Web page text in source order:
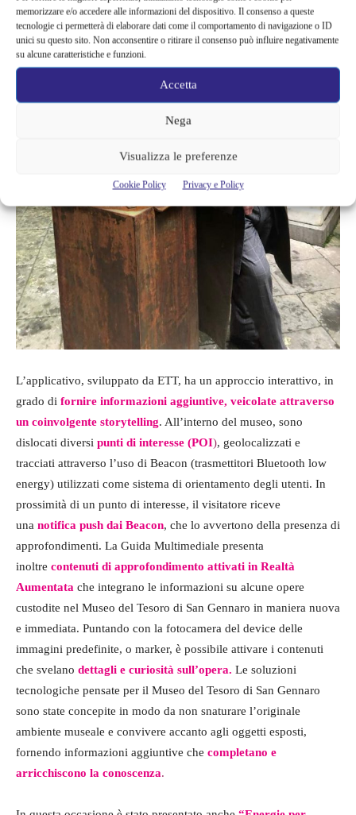
memorizzare e/o accedere alle informazioni del dispositivo. Il consenso a queste
tecnologie ci permetterà di elaborare dati come il comportamento di navigazione o ID
unici su questo sito. Non acconsentire o ritirare il consenso può influire negativamente
su alcune caratteristiche e funzioni.
Accetta
Nega
Visualizza le preferenze
Cookie Policy Privacy e Policy
L’applicativo, sviluppato da ETT, ha un approccio interattivo, in
grado di fornire informazioni aggiuntive, veicolate attraverso
un coinvolgente storytelling. All’interno del museo, sono
dislocati diversi punti di interesse (POI), geolocalizzati e
tracciati attraverso l’uso di Beacon (trasmettitori Bluetooth low
energy) utilizzati come sistema di orientamento degli utenti. In
prossimità di un punto di interesse, il visitatore riceve
una notifica push dai Beacon, che lo avvertono della presenza di
approfondimenti. La Guida Multimediale presenta
inoltre contenuti di approfondimento attivati in Realtà
Aumentata che integrano le informazioni su alcune opere
custodite nel Museo del Tesoro di San Gennaro in maniera nuova
e immediata. Puntando con la fotocamera del device delle
immagini predefinite, o marker, è possibile attivare i contenuti
che svelano dettagli e curiosità sull’opera. Le soluzioni
tecnologiche pensate per il Museo del Tesoro di San Gennaro
sono state concepite in modo da non snaturare l’originale
ambiente museale e convivere accanto agli oggetti esposti,
fornendo informazioni aggiuntive che completano e
arricchiscono la conoscenza.